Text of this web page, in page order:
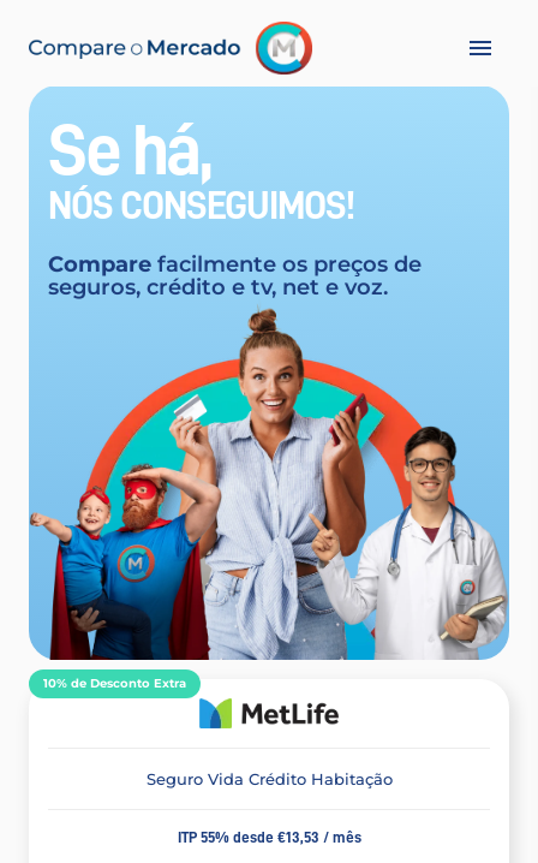
Se há,
NÓS CONSEGUIMOS!
Compare facilmente os preços de
seguros, crédito e tv, net e voz.
10% de Desconto Extra
Seguro Vida Crédito Habitação
ITP 55% desde €13,53 / mês